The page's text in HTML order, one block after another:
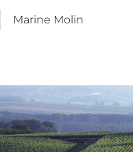
Marine Molin